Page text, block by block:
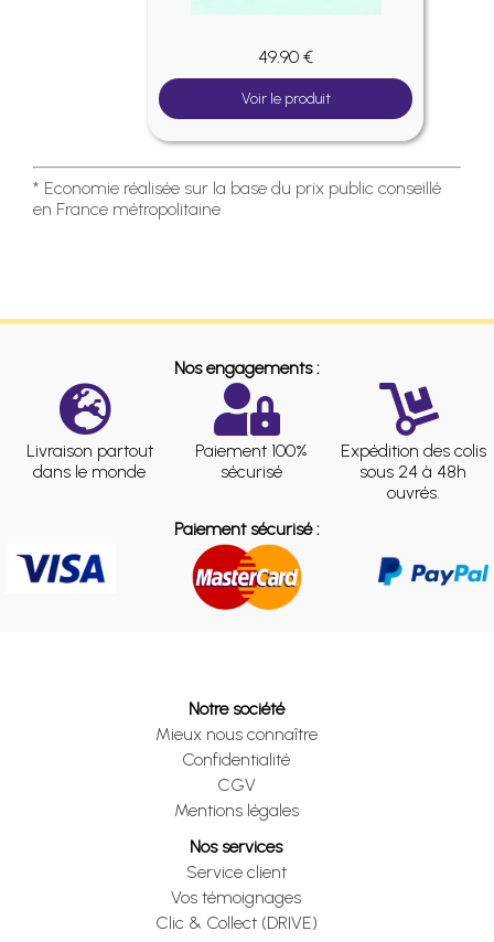
49.90 €
Voir le produit
* Economie réalisée sur la base du prix public conseillé
en France métropolitaine
Nos engagements :
Livraison partout
dans le monde
Paiement 100%
sécurisé
Expédition des colis
sous 24 à 48h
ouvrés.
Paiement sécurisé :
Notre société
Mieux nous connaître
Confidentialité
CGV
Mentions légales
Nos services
Service client
Vos témoignages
Clic & Collect (DRIVE)